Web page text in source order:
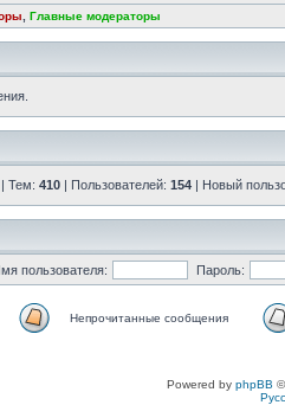
Главные модераторы
| Тем: 410 | Пользователей: 154 | Новый
пользователя: Пароль:
Непрочитанные сообщения
Powered by phpBB